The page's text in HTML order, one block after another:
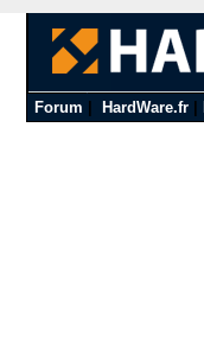
Forum HardWare.fr|